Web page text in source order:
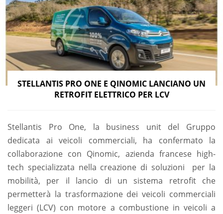
STELLANTIS PRO ONE E QINOMIC LANCIANO UN
RETROFIT ELETTRICO PER LCV
Stellantis Pro One, la business unit del Gruppo
dedicata ai veicoli commerciali, ha confermato la
collaborazione con Qinomic, azienda francese high-
tech specializzata nella creazione di soluzioni per la
mobilità, per il lancio di un sistema retrofit che
permetterà la trasformazione dei veicoli commerciali
leggeri (LCV) con motore a combustione in veicoli a